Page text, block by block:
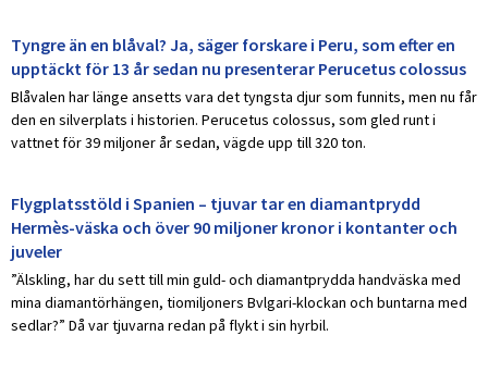
Tyngre än en blåval? Ja, säger forskare i Peru, som efter en
upptäckt för 13 år sedan nu presenterar Perucetus colossus
Blåvalen har länge ansetts vara det tyngsta djur som funnits, men nu får
den en silverplats i historien. Perucetus colossus, som gled runt i
vattnet för 39 miljoner år sedan, vägde upp till 320 ton.
Flygplatsstöld i Spanien – tjuvar tar en diamantprydd
Hermès-väska och över 90 miljoner kronor i kontanter och
juveler
”Älskling, har du sett till min guld- och diamantprydda handväska med
mina diamantörhängen, tiomiljoners Bvlgari-klockan och buntarna med
sedlar?” Då var tjuvarna redan på flykt i sin hyrbil.